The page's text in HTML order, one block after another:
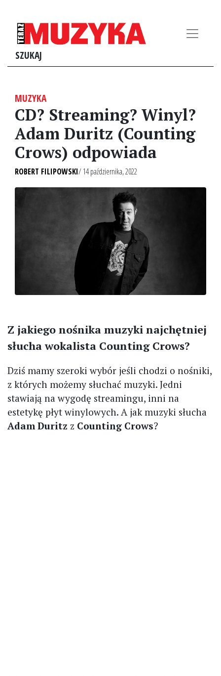
SZUKAJ
MUZYKA
CD? Streaming? Winyl?
Adam Duritz (Counting
Crows) odpowiada
ROBERT FILIPOWSKI/ 14 października, 2022
Z jakiego nośnika muzyki najchętniej
słucha wokalista Counting Crows?
Dziś mamy szeroki wybór jeśli chodzi o nośniki,
z których możemy słuchać muzyki. Jedni
stawiają na wygodę streamingu, inni na
estetykę płyt winylowych. A jak muzyki słucha
Adam Duritz z Counting Crows?